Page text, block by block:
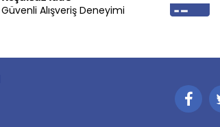
Güvenli Alışveriş Deneyimi